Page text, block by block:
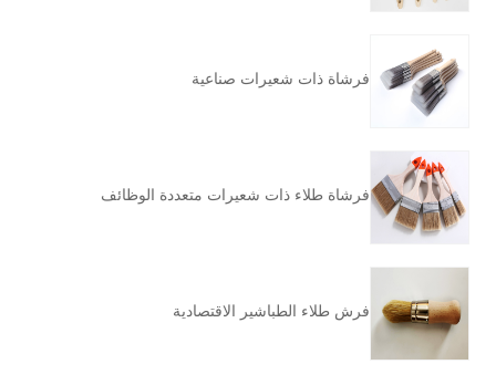
فرشاة ذات شعيرات صناعية
فرشاة طلاء ذات شعيرات متعددة الوظائف
فرش طلاء الطباشير الاقتصادية